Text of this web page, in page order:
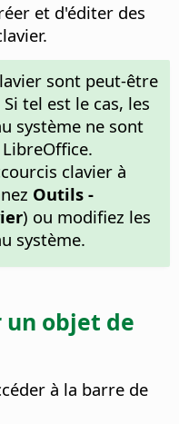
et d'éditer des
sont peut-être
tel est le cas, les
système ne sont
clavier à
Outils -
) ou modifiez les
système.
objet de
à la barre de